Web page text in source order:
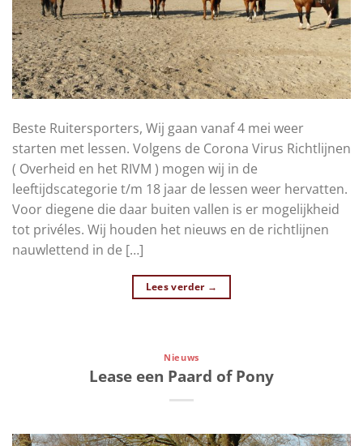
Beste Ruitersporters, Wij gaan vanaf 4 mei weer
starten met lessen. Volgens de Corona Virus Richtlijnen
( Overheid en het RIVM ) mogen wij in de
leeftijdscategorie t/m 18 jaar de lessen weer hervatten.
Voor diegene die daar buiten vallen is er mogelijkheid
tot privéles. Wij houden het nieuws en de richtlijnen
nauwlettend in de […]
Lees verder →
Nieuws
Lease een Paard of Pony